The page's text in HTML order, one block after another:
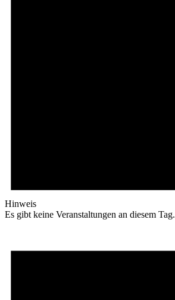
Hinweis
Es gibt keine Veranstaltungen an diesem Tag.